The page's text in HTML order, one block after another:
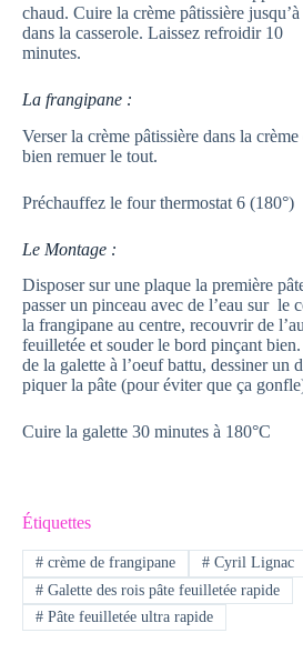
chaud. Cuire la crème pâtissière jusqu’à
dans la casserole. Laissez refroidir 10
minutes.
La frangipane :
Verser la crème pâtissière dans la crème
bien remuer le tout.
Préchauffez le four thermostat 6 (180°)
Le Montage :
Disposer sur une plaque la première
passer un pinceau avec de l’eau sur le
la frangipane au centre, recouvrir de
feuilletée et souder le bord pinçant
de la galette à l’oeuf battu, dessiner un
piquer la pâte (pour éviter que ça
Cuire la galette 30 minutes à 180°C
Étiquettes
#crème de frangipane #Cyril Lignac
#Galette des rois pâte feuilletée rapide
#Pâte feuilletée ultra rapide